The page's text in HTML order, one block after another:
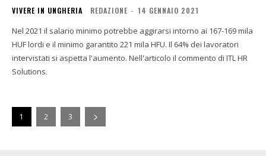
VIVERE IN UNGHERIA REDAZIONE - 14 GENNAIO 2021
Nel 2021 il salario minimo potrebbe aggirarsi intorno ai 167-169 mila
HUF lordi e il minimo garantito 221 mila HFU. Il 64% dei lavoratori
intervistati si aspetta l'aumento. Nell'articolo il commento di ITL HR
Solutions.
1 2 3